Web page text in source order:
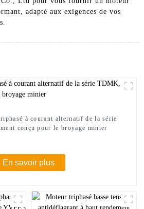
adapté aux exigences de vos
à courant alternatif de la série
conçu pour le broyage minier
En savoir plus